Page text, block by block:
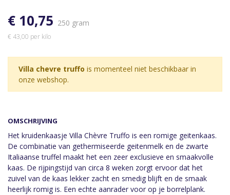
OMSCHRIJVING
Het kruidenkaasje Villa Chèvre Truffo is een romige geitenkaas.
De combinatie van gethermiseerde geitenmelk en de zwarte
Italiaanse truffel maakt het een zeer exclusieve en smaakvolle
kaas. De rijpingstijd van circa 8 weken zorgt ervoor dat het
zuivel van de kaas lekker zacht en smedig blijft en de smaak
heerlijk romig is. Een echte aanrader voor op je borrelplank.
€ 10,75 250 gram
€ 43,00 per kilo
Villa chevre truffo is momenteel niet beschikbaar in
onze webshop.